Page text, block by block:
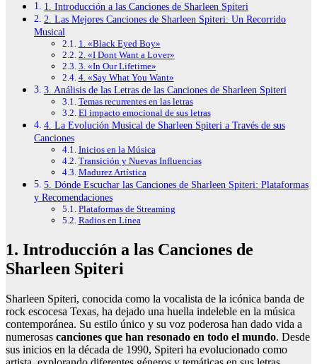
1. Introducción a las Canciones de Sharleen Spiteri
2. Las Mejores Canciones de Sharleen Spiteri: Un Recorrido
Musical
1. «Black Eyed Boy»
2. «I Dont Want a Lover»
3. «In Our Lifetime»
4. «Say What You Want»
3. Análisis de las Letras de las Canciones de Sharleen Spiteri
Temas recurrentes en las letras
El impacto emocional de sus letras
4. La Evolución Musical de Sharleen Spiteri a Través de sus
Canciones
Inicios en la Música
Transición y Nuevas Influencias
Madurez Artística
5. Dónde Escuchar las Canciones de Sharleen Spiteri: Plataformas
y Recomendaciones
Plataformas de Streaming
Radios en Línea
1. Introducción a las Canciones de
Sharleen Spiteri
Sharleen Spiteri, conocida como la vocalista de la icónica banda de
rock escocesa Texas, ha dejado una huella indeleble en la música
contemporánea. Su estilo único y su voz poderosa han dado vida a
numerosas canciones que han resonado en todo el mundo. Desde
sus inicios en la década de 1990, Spiteri ha evolucionado como